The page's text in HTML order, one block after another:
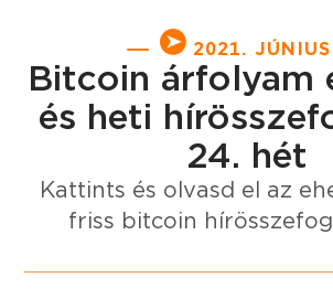
2021.
Bitcoin árfolyam
és heti
24. hét
Kattints és olvasd el az
friss bitcoin